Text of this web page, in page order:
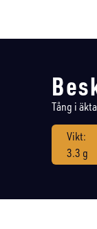
Tång i
Vikt:
3.3 g